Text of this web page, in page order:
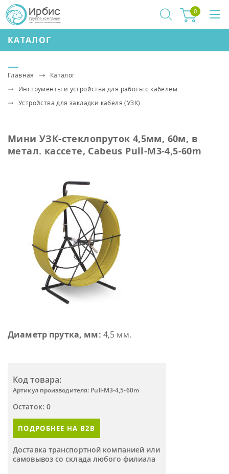
КАТАЛОГ
0
Главная
Каталог
Инструменты и устройства для работы с кабелем
Устройства для закладки кабеля (УЗК)
Мини УЗК-стеклопруток 4,5мм, 60м, в
метал. кассете, Cabeus Pull-M3-4,5-60m
Диаметр прутка, мм: 4,5 мм.
Код товара:
Артикул производителя: Pull-M3-4,5-60m
Остаток: 0
ПОДРОБНЕЕ НА B2B
Доставка транспортной компанией или
самовывоз со склада любого филиала